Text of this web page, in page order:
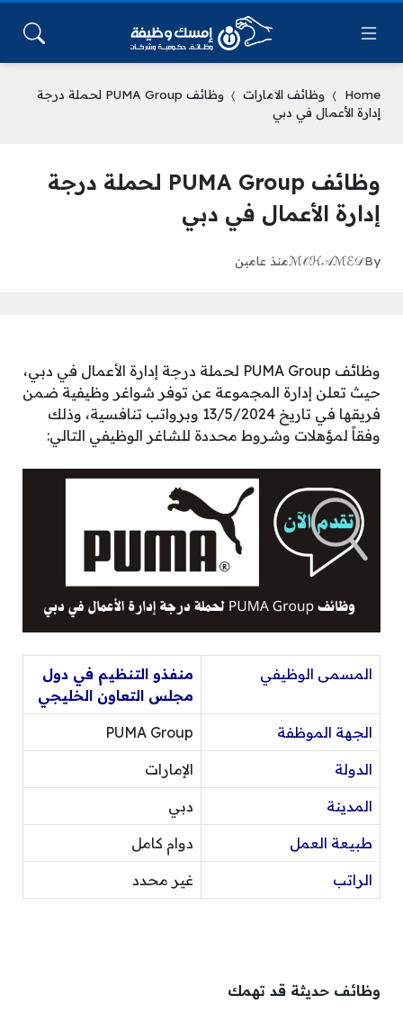
Home وظائف الامارات
وظائف PUMA Group لحملة درجة
إدارة الأعمال في دبي
وظائف PUMA Group لحملة درجة
إدارة الأعمال في دبي
By
ℳ𝒪ℋ𝒜ℳℰ𝒟منذ عامين
وظائف PUMA Group لحملة درجة إدارة الأعمال في دبي،
حيث تعلن إدارة المجموعة عن توفر شواغر وظيفية ضمن
فريقها في تاريخ 13/5/2024 وبرواتب تنافسية، وذلك
وفقاً لمؤهلات وشروط محددة للشاغر الوظيفي التالي:
المسمى الوظيفي
منفذو التنظيم في دول
مجلس التعاون الخليجي
الجهة الموظفة PUMA Group
الدولة الإمارات
المدينة دبي
طبيعة العمل دوام كامل
الراتب غير محدد
وظائف حديثة قد تهمك